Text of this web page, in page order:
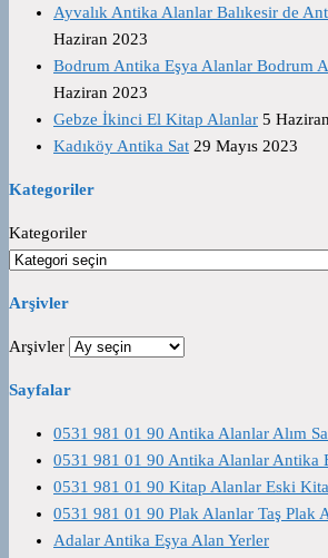
Ayvalık Antika Alanlar Balıkesir de
Haziran 2023
Bodrum Antika Eşya Alanlar Bodrum
Haziran 2023
Gebze İkinci El Kitap Alanlar 5
Kadıköy Antika Sat 29 Mayıs 2023
Kategoriler
Kategoriler
Arşivler
Arşivler
Sayfalar
0531 981 01 90 Antika Alanlar Alım
0531 981 01 90 Antika Alanlar Antika
0531 981 01 90 Kitap Alanlar Eski
0531 981 01 90 Plak Alanlar Taş Plak
Adalar Antika Eşya Alan Yerler